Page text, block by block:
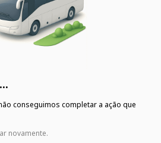
conseguimos completar a ação que
novamente.